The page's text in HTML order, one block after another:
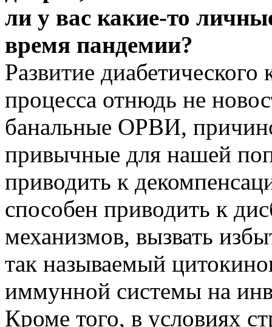
ли у вас какие-то
время пандемии?
Развитие
процесса отнюдь не
банальные ОРВИ,
привычные для нашей
приводить к
способен приводить к
механизмов, вызвать
так называемый
иммунной системы на
Кроме того, в условиях